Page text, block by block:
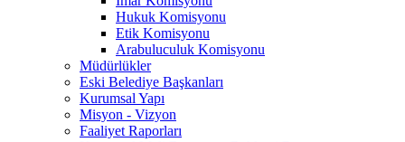
Hukuk Komisyonu
Etik Komisyonu
Arabuluculuk Komisyonu
Müdürlükler
Eski Belediye Başkanları
Kurumsal Yapı
Misyon - Vizyon
Faaliyet Raporları